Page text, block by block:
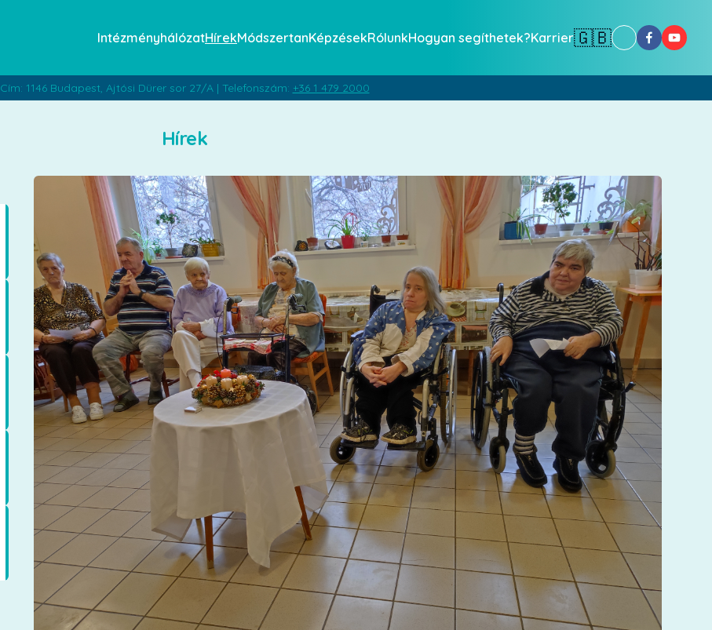
IntézményhálózatHírekMódszertanKépzésekRólunkHogyan segíthetek?Karrier🇬🇧
Cím: 1146 Budapest, Ajtósi Dürer sor 27/A | Telefonszám: +36 1 479 2000
Hírek